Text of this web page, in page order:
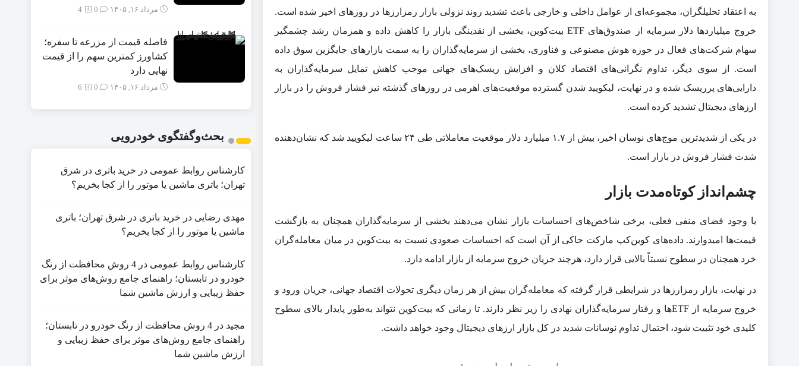
به اعتقاد تحلیلگران، مجموعه‌ای از عوامل داخلی و خارجی باعث تشدید روند نزولی بازار رمزارزها در روزهای اخیر شده است.
خروج میلیاردها دلار سرمایه از صندوق‌های ETF بیت‌کوین، بخشی از نقدینگی بازار را کاهش داده و همزمان رشد چشمگیر
سهام شرکت‌های فعال در حوزه هوش مصنوعی و فناوری، بخشی از سرمایه‌گذاران را به سمت بازارهای جایگزین سوق داده
است. از سوی دیگر، تداوم نگرانی‌های اقتصاد کلان و افزایش ریسک‌های جهانی موجب کاهش تمایل سرمایه‌گذاران به
دارایی‌های پرریسک شده و در نهایت، لیکویید شدن گسترده موقعیت‌های اهرمی در روزهای گذشته نیز فشار فروش را در بازار
ارزهای دیجیتال تشدید کرده است.
در یکی از شدیدترین موج‌های نوسان اخیر، بیش از ۱.۷ میلیارد دلار موقعیت معاملاتی طی ۲۴ ساعت لیکویید شد که نشان‌دهنده
شدت فشار فروش در بازار است.
چشم‌انداز کوتاه‌مدت بازار
با وجود فضای منفی فعلی، برخی شاخص‌های احساسات بازار نشان می‌دهند بخشی از سرمایه‌گذاران همچنان به بازگشت
قیمت‌ها امیدوارند. داده‌های کوین‌کپ مارکت حاکی از آن است که احساسات صعودی نسبت به بیت‌کوین در میان معامله‌گران
خرد همچنان در سطوح نسبتاً بالایی قرار دارد، هرچند جریان خروج سرمایه از بازار ادامه دارد.
در نهایت، بازار رمزارزها در شرایطی قرار گرفته که معامله‌گران بیش از هر زمان دیگری تحولات اقتصاد جهانی، جریان ورود و
خروج سرمایه از ETFها و رفتار سرمایه‌گذاران نهادی را زیر نظر دارند. تا زمانی که بیت‌کوین نتواند به‌طور پایدار بالای سطوح
کلیدی خود تثبیت شود، احتمال تداوم نوسانات شدید در کل بازار ارزهای دیجیتال وجود خواهد داشت.
مرداد ۱۶, ۱۴۰۵ 4
فاصله قیمت از مزرعه تا سفره؛
کشاورز کمترین سهم را از قیمت
نهایی دارد
مرداد ۱۶, ۱۴۰۵ 6
بحث‌وگفتگوی خودرویی
کارشناس روابط عمومی در خرید باتری در شرق
تهران؛ باتری ماشین یا موتور را از کجا بخریم؟
مهدی رضایی در خرید باتری در شرق تهران؛ باتری
ماشین یا موتور را از کجا بخریم؟
کارشناس روابط عمومی در
4 روش محافظت از رنگ
خودرو در تابستان؛ راهنمای جامع روش‌های موثر برای
حفظ زیبایی و ارزش ماشین شما
مجید در
4 روش محافظت از رنگ خودرو در تابستان؛
راهنمای جامع روش‌های موثر برای حفظ زیبایی و
ارزش ماشین شما